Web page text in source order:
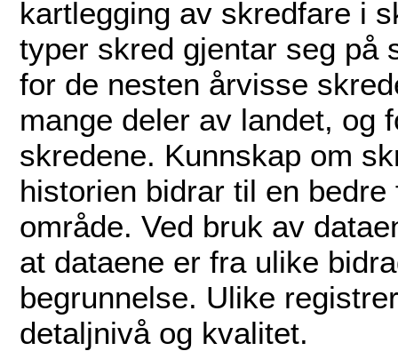
kartlegging av skredfare i
typer skred gjentar seg på
for de nesten årvisse
mange deler av landet, og
skredene. Kunnskap om
historien bidrar til en
område. Ved bruk av
at dataene er fra ulike
begrunnelse. Ulike
detaljnivå og kvalitet.